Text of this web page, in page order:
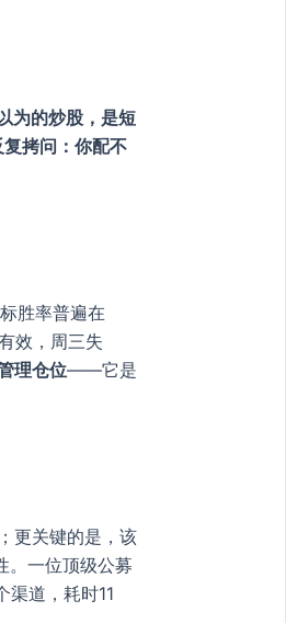
为的炒股，是短
拷问：你配不
胜率普遍在
效，周三失
理仓位——它是
更关键的是，该
。一位顶级公募
道，耗时11